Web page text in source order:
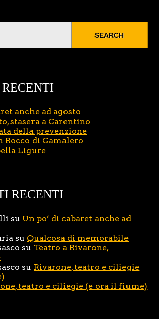
anche ad agosto
stasera a Carentino
della prevenzione
Rocco di Gamalero
Ligure
RECENTI
su Un po’ di cabaret anche ad
su Qualcosa di memorabile
su Teatro a Rivarone,
su Rivarone, teatro e ciliegie
teatro e ciliegie (e ora il fiume)